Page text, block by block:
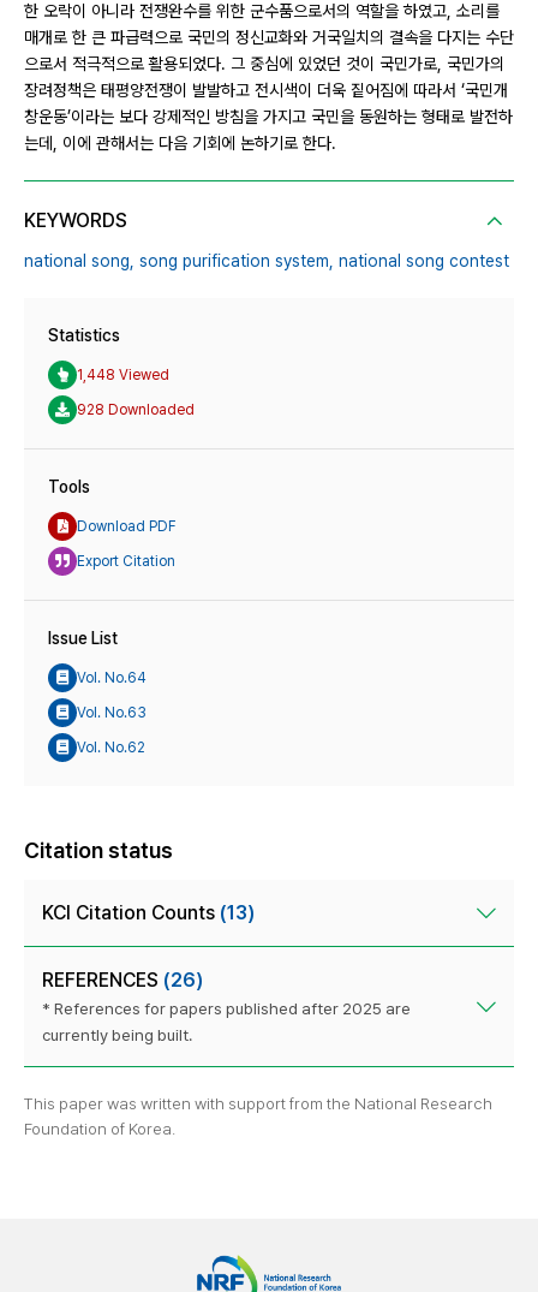
한 오락이 아니라 전쟁완수를 위한 군수품으로서의 역할을 하였고, 소리를
매개로 한 큰 파급력으로 국민의 정신교화와 거국일치의 결속을 다지는 수단
으로서 적극적으로 활용되었다. 그 중심에 있었던 것이 국민가로, 국민가의
장려정책은 태평양전쟁이 발발하고 전시색이 더욱 짙어짐에 따라서 ‘국민개
창운동’이라는 보다 강제적인 방침을 가지고 국민을 동원하는 형태로 발전하
는데, 이에 관해서는 다음 기회에 논하기로 한다.
KEYWORDS
national song, song purification system, national song contest
Statistics
1,448 Viewed
928 Downloaded
Tools
Download PDF
Export Citation
Issue List
Vol. No.64
Vol. No.63
Vol. No.62
Citation status
KCI Citation Counts (13)
REFERENCES (26)
* References for papers published after 2025 are
currently being built.
This paper was written with support from the National Research
Foundation of Korea.